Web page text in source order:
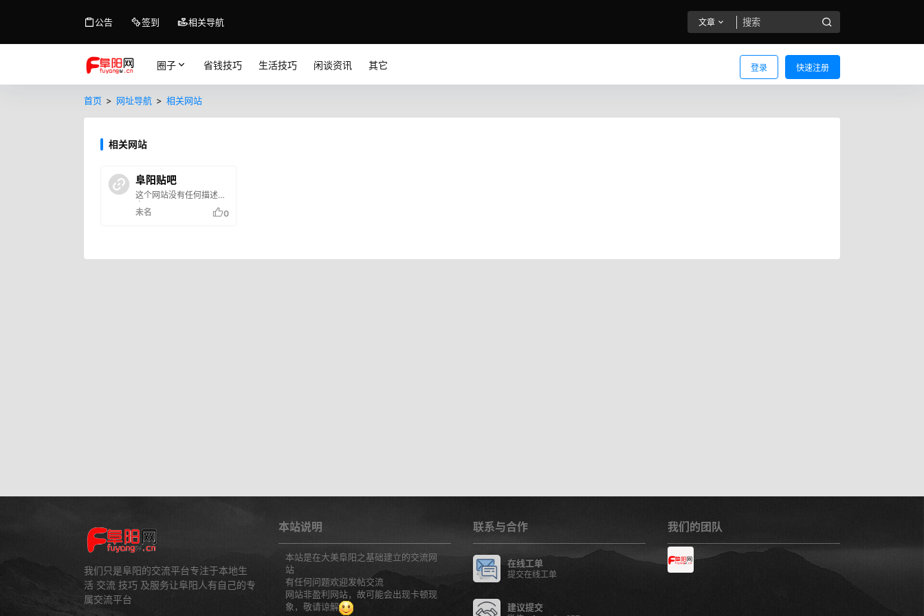
公告 签到 相关导航 文章
登录 快速注册
圈子 省钱技巧 生活技巧 闲谈资讯 其它
首页 > 网址导航 > 相关网站
相关网站
阜阳贴吧
这个网站没有任何描述信
息
未名 0
我们只是阜阳的交流平台专注于本地生
活 交流 技巧 及服务让阜阳人有自己的专
属交流平台
本站说明
本站是在大美阜阳之基础建立的交流网
站
有任何问题欢迎发帖交流
网站非盈利网站，故可能会出现卡顿现
象，敬请谅解
联系与合作
在线工单
提交在线工单
建议提交
我们的团队